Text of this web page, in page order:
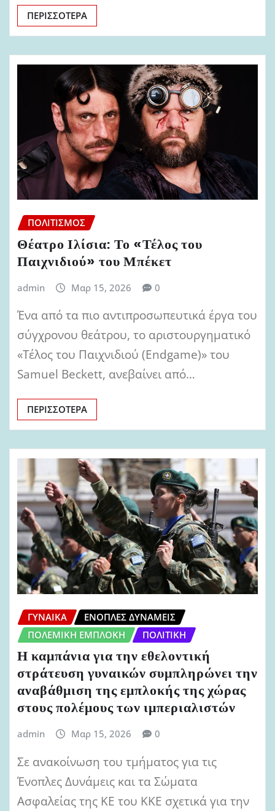
ΠΕΡΙΣΣΌΤΕΡΑ
ΠΟΛΙΤΙΣΜΌΣ
Θέατρο Ιλίσια: Το «Τέλος του
Παιχνιδιού» του Μπέκετ
admin Μαρ 15, 2026 0
Ένα από τα πιο αντιπροσωπευτικά έργα του
σύγχρονου θεάτρου, το αριστουργηματικό
«Τέλος του Παιχνιδιού (Endgame)» του
Samuel Beckett, ανεβαίνει από…
ΠΕΡΙΣΣΌΤΕΡΑ
ΓΥΝΑΊΚΑ
ΈΝΟΠΛΕΣ ΔΥΝΆΜΕΙΣ
ΠΟΛΕΜΙΚΉ ΕΜΠΛΟΚΉ
ΠΟΛΙΤΙΚΉ
Η καμπάνια για την εθελοντική
στράτευση γυναικών συμπληρώνει την
αναβάθμιση της εμπλοκής της χώρας
στους πολέμους των ιμπεριαλιστών
admin Μαρ 15, 2026 0
Σε ανακοίνωση του τμήματος για τις
Ένοπλες Δυνάμεις και τα Σώματα
Ασφαλείας της ΚΕ του ΚΚΕ σχετικά για την